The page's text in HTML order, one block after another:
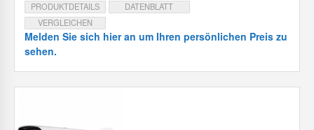
PRODUKTDETAILS
DATENBLATT
VERGLEICHEN
Melden Sie sich hier an um Ihren persönlichen Preis zu
sehen.